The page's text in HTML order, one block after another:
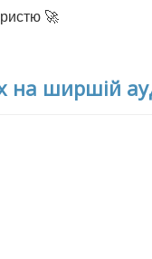
🚀
на ширшій